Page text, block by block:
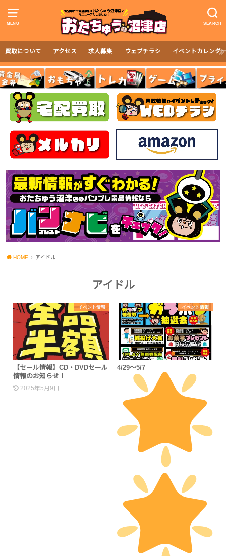
MENU SEARCH
買取について アクセス 求人募集 ウェブチラシ イベントカレンダ
HOME アイドル
アイドル
イベント情報
【セール情報】CD・DVDセール
情報のお知らせ！
2025年5月9日
イベント情報
4/29～5/7